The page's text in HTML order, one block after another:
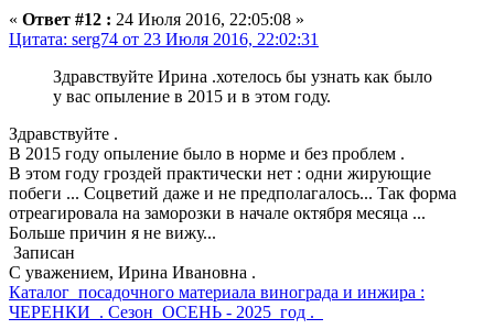
« Ответ #12 : 24 Июля 2016, 22:05:08 »
Цитата: serg74 от 23 Июля 2016, 22:02:31
Здравствуйте Ирина .хотелось бы узнать как было
у вас опыление в 2015 и в этом году.
Здравствуйте .
В 2015 году опыление было в норме и без проблем .
В этом году гроздей практически нет : одни жирующие
побеги ... Соцветий даже и не предполагалось... Так форма
отреагировала на заморозки в начале октября месяца ...
Больше причин я не вижу...
Записан
С уважением, Ирина Ивановна .
Каталог посадочного материала винограда и инжира :
ЧЕРЕНКИ . Сезон ОСЕНЬ - 2025 год .